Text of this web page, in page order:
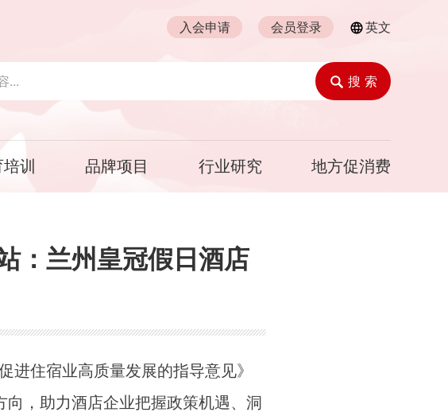
入会申请 会员登录 英文
搜 索
训 品牌项目 行业研究 地方促消费
：兰州皇冠假日酒店
进住宿业高质量发展的指导意见》
，助力酒店企业把握政策机遇、洞